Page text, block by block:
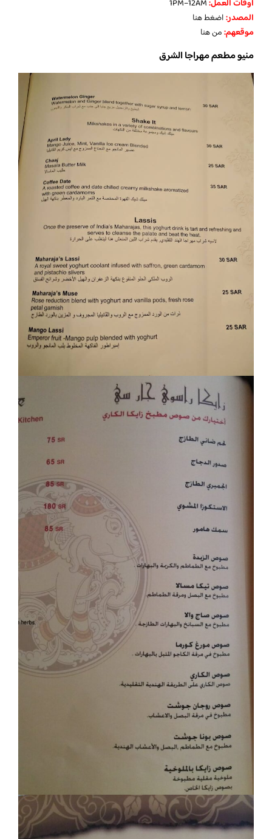
اوقات العمل:
المصدر:اضغط هنا
موقعهم:من هنا
منيو مطعم مهراجا الشرق